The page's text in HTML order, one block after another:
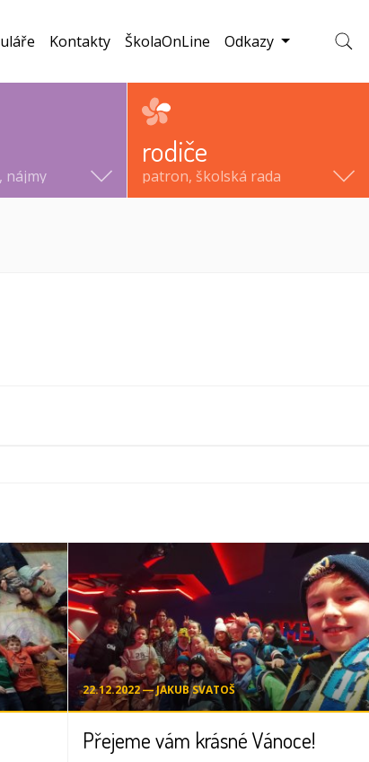
nájmy
rodiče
patron, školská rada
Kontakty ŠkolaOnLine Odkazy
22.12.2022 ― JAKUB SVATOŠ
Přejeme vám krásné Vánoce!